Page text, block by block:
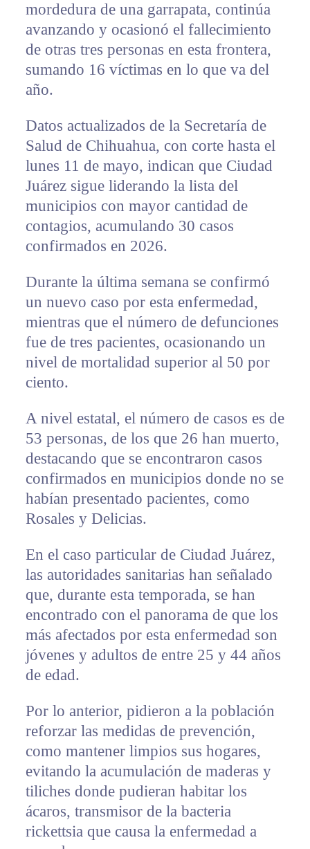
mordedura de una garrapata, continúa
avanzando y ocasionó el fallecimiento
de otras tres personas en esta frontera,
sumando 16 víctimas en lo que va del
año.
Datos actualizados de la Secretaría de
Salud de Chihuahua, con corte hasta el
lunes 11 de mayo, indican que Ciudad
Juárez sigue liderando la lista del
municipios con mayor cantidad de
contagios, acumulando 30 casos
confirmados en 2026.
Durante la última semana se confirmó
un nuevo caso por esta enfermedad,
mientras que el número de defunciones
fue de tres pacientes, ocasionando un
nivel de mortalidad superior al 50 por
ciento.
A nivel estatal, el número de casos es de
53 personas, de los que 26 han muerto,
destacando que se encontraron casos
confirmados en municipios donde no se
habían presentado pacientes, como
Rosales y Delicias.
En el caso particular de Ciudad Juárez,
las autoridades sanitarias han señalado
que, durante esta temporada, se han
encontrado con el panorama de que los
más afectados por esta enfermedad son
jóvenes y adultos de entre 25 y 44 años
de edad.
Por lo anterior, pidieron a la población
reforzar las medidas de prevención,
como mantener limpios sus hogares,
evitando la acumulación de maderas y
tiliches donde pudieran habitar los
ácaros, transmisor de la bacteria
rickettsia que causa la enfermedad a